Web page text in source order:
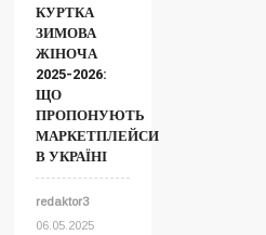
КУРТКА
ЗИМОВА
ЖІНОЧА
2025-2026:
ЩО
ПРОПОНУЮТЬ
МАРКЕТПЛЕЙСИ
В УКРАЇНІ
redaktor3
06.05.2025